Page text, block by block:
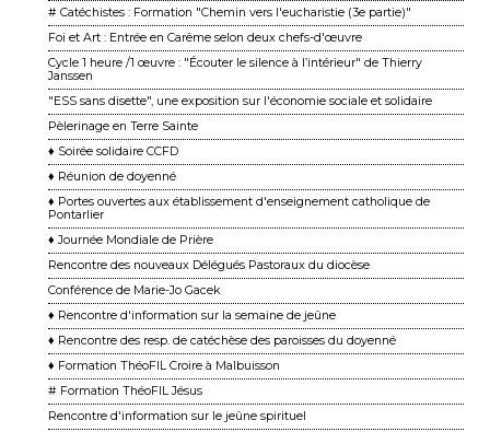
# Catéchistes : Formation "Chemin vers l'eucharistie (3e partie)"
Foi et Art : Entrée en Carême selon deux chefs-d'œuvre
Cycle 1 heure /1 œuvre : "Écouter le silence à l’intérieur" de Thierry
Janssen
"ESS sans disette", une exposition sur l'économie sociale et solidaire
Pèlerinage en Terre Sainte
♦ Soirée solidaire CCFD
♦ Réunion de doyenné
♦ Portes ouvertes aux établissement d'enseignement catholique de
Pontarlier
♦ Journée Mondiale de Prière
Rencontre des nouveaux Délégués Pastoraux du diocèse
Conférence de Marie-Jo Gacek
♦ Rencontre d'information sur la semaine de jeûne
♦ Rencontre des resp. de catéchèse des paroisses du doyenné
♦ Formation ThéoFIL Croire à Malbuisson
# Formation ThéoFIL Jésus
Rencontre d'information sur le jeûne spirituel